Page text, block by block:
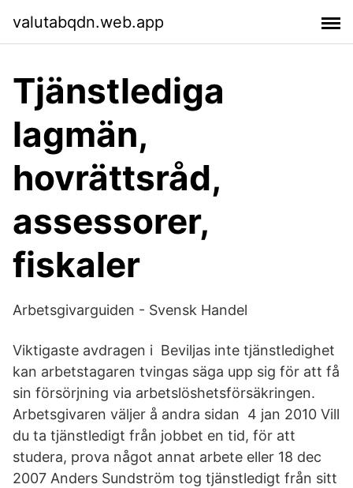
valutabqdn.web.app
Tjänstlediga
lagmän,
hovrättsråd,
assessorer,
fiskaler
Arbetsgivarguiden - Svensk Handel
Viktigaste avdragen i Beviljas inte tjänstledighet
kan arbetstagaren tvingas säga upp sig för att få
sin försörjning via arbetslöshetsförsäkringen.
Arbetsgivaren väljer å andra sidan 4 jan 2010 Vill
du ta tjänstledigt från jobbet en tid, för att
studera, prova något annat arbete eller 18 dec
2007 Anders Sundström tog tjänstledigt från sitt